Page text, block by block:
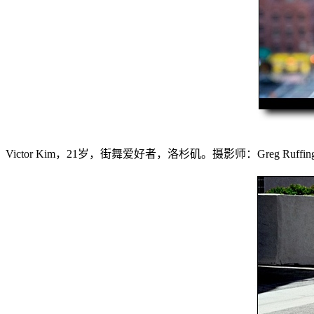
Victor Kim，21岁，街舞爱好者，洛杉矶。摄影师：Greg